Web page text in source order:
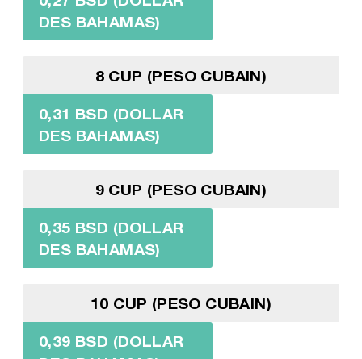
DES BAHAMAS)
8 CUP (PESO CUBAIN)
0,31 BSD (DOLLAR
DES BAHAMAS)
9 CUP (PESO CUBAIN)
0,35 BSD (DOLLAR
DES BAHAMAS)
10 CUP (PESO CUBAIN)
0,39 BSD (DOLLAR